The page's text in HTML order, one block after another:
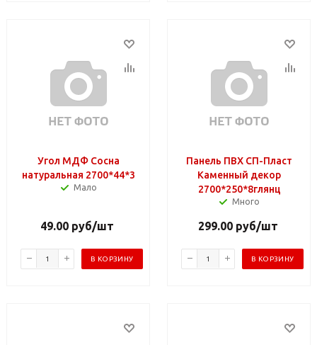
Угол МДФ Сосна
натуральная 2700*44*3
Мало
49.00 руб/шт
В КОРЗИНУ
Панель ПВХ СП-Пласт
Каменный декор
2700*250*8глянц
Много
299.00руб/шт
В КОРЗИНУ